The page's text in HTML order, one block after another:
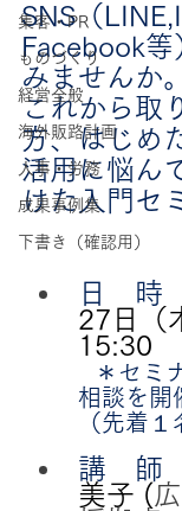
集客・PR
ものづくり
経営全般
海外販路計画
人事・労務
成果事例集
下書き（確認用）
SNS（
Facebook等
みませんか。
これから取
方、はじめ
活用に悩ん
けた入門セ
日　時
27日（
15:30
＊セミ
相談を開
（先着１
講　師
美子 (